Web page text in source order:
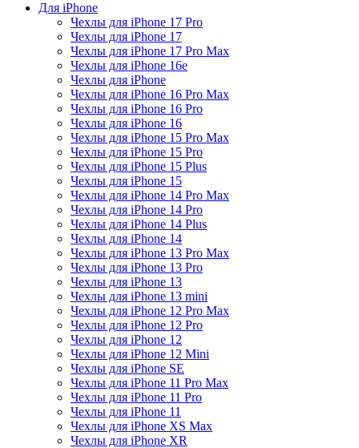
Для iPhone
Чехлы для iPhone 17 Pro
Чехлы для iPhone 17
Чехлы для iPhone 17 Pro Max
Чехлы для iPhone 16e
Чехлы для iPhone
Чехлы для iPhone 16 Pro Max
Чехлы для iPhone 16 Pro
Чехлы для iPhone 16
Чехлы для iPhone 15 Pro Max
Чехлы для iPhone 15 Pro
Чехлы для iPhone 15 Plus
Чехлы для iPhone 15
Чехлы для iPhone 14 Pro Max
Чехлы для iPhone 14 Pro
Чехлы для iPhone 14 Plus
Чехлы для iPhone 14
Чехлы для iPhone 13 Pro Max
Чехлы для iPhone 13 Pro
Чехлы для iPhone 13
Чехлы для iPhone 13 mini
Чехлы для iPhone 12 Pro Max
Чехлы для iPhone 12 Pro
Чехлы для iPhone 12
Чехлы для iPhone 12 Mini
Чехлы для iPhone SE
Чехлы для iPhone 11 Pro Max
Чехлы для iPhone 11 Pro
Чехлы для iPhone 11
Чехлы для iPhone XS Max
Чехлы для iPhone XR